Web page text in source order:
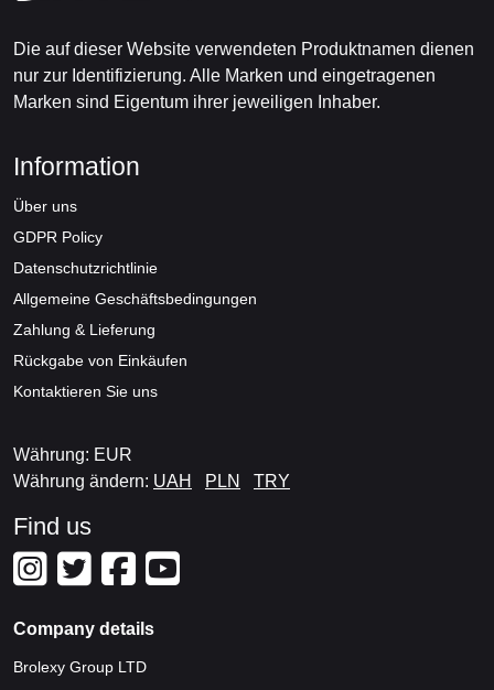
Die auf dieser Website verwendeten Produktnamen dienen
nur zur Identifizierung. Alle Marken und eingetragenen
Marken sind Eigentum ihrer jeweiligen Inhaber.
Information
Über uns
GDPR Policy
Datenschutzrichtlinie
Allgemeine Geschäftsbedingungen
Zahlung & Lieferung
Rückgabe von Einkäufen
Kontaktieren Sie uns
Währung: EUR
Währung ändern: UAH PLN TRY
Find us
Company details
Brolexy Group LTD